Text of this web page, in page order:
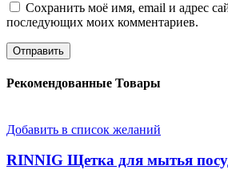
Сохранить моё имя, email и адрес
последующих моих комментариев.
Рекомендованные Товары
Добавить в список желаний
RINNIG Щетка для мытья